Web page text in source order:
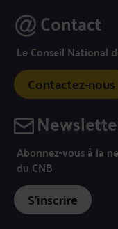
Contact
Le Conseil National
Contactez-nous
Abonnez-vous à la
du CNB
S'inscrire